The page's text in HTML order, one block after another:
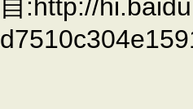
自:http://